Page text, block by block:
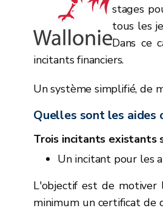
stages
tous les
Dans ce
incitants financiers.
Un système simplifié, de
Quelles sont les aides
Trois incitants existants
Un incitant pour les
L'objectif est de motiver
minimum un certificat de